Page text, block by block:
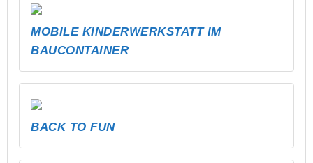
MOBILE KINDERWERKSTATT IM
BAUCONTAINER
BACK TO FUN